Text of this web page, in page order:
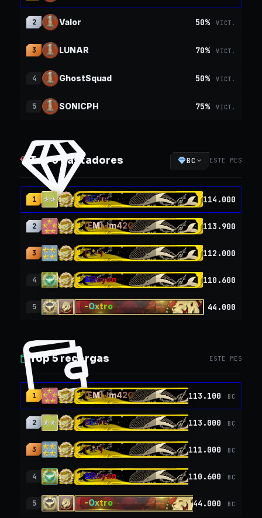
2 Valor 50% VICT.
3 LUNAR 70% VICT.
4 GhostSquad 50% VICT.
5 SONICPH 75% VICT.
Top 5 gastadores BC ESTE MES
1 &Fire. 114.000
2 [EM]Jm42O 113.900
3 (-*-) 112.000
4 &Rayan 110.600
5 -Oxtro 44.000
Top 5 recargas ESTE MES
1 [EM]Jm42O 113.100 BC
2 &Fire. 113.000 BC
3 (-*-) 111.000 BC
4 &Rayan 110.600 BC
5 -Oxtro 44.000 BC